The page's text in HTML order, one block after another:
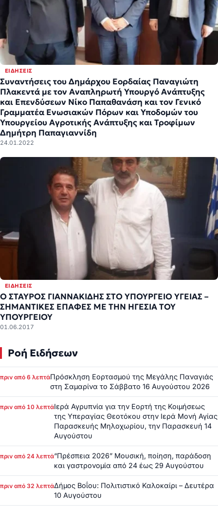
ΕΙΔΉΣΕΙΣ
Συναντήσεις του Δημάρχου Εορδαίας Παναγιώτη
Πλακεντά με τον Αναπληρωτή Υπουργό Ανάπτυξης
και Επενδύσεων Νίκο Παπαθανάση και τον Γενικό
Γραμματέα Ενωσιακών Πόρων και Υποδομών του
Υπουργείου Αγροτικής Ανάπτυξης και Τροφίμων
Δημήτρη Παπαγιαννίδη
24.01.2022
ΕΙΔΉΣΕΙΣ
Ο ΣΤΑΥΡΟΣ ΓΙΑΝΝΑΚΙΔΗΣ ΣΤΟ ΥΠΟΥΡΓΕΙΟ ΥΓΕΙΑΣ –
ΣΗΜΑΝΤΙΚΕΣ ΕΠΑΦΕΣ ΜΕ ΤΗΝ ΗΓΕΣΙΑ ΤΟΥ
ΥΠΟΥΡΓΕΙΟΥ
01.06.2017
Ροή Ειδήσεων
πριν από 6 λεπτάΠρόσκληση Εορτασμού της Μεγάλης Παναγιάς
στη Σαμαρίνα το Σάββατο 16 Αυγούστου 2026
πριν από 10 λεπτάΙερά Αγρυπνία για την Εορτή της Κοιμήσεως
της Υπεραγίας Θεοτόκου στην Ιερά Μονή Αγίας
Παρασκευής Μηλοχωρίου, την Παρασκευή 14
Αυγούστου
πριν από 24 λεπτά“Πρέσπεια 2026” Μουσική, ποίηση, παράδοση
και γαστρονομία από 24 έως 29 Αυγούστου
πριν από 32 λεπτάΔήμος Βοΐου: Πολιτιστικό Καλοκαίρι – Δευτέρα
10 Αυγούστου